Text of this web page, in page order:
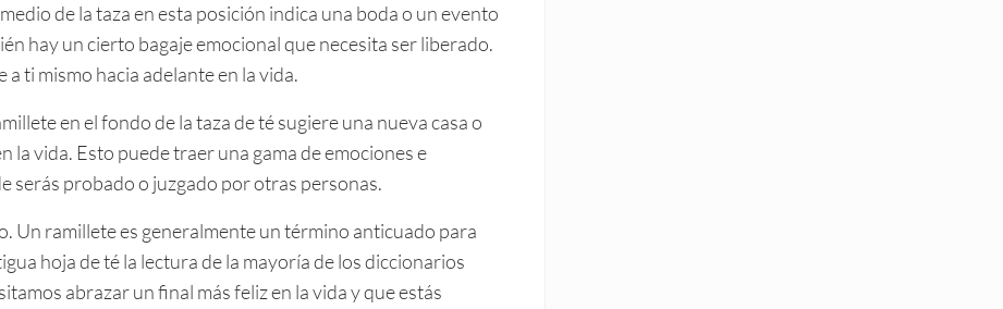
de la taza en esta posición indica una boda o un evento
hay un cierto bagaje emocional que necesita ser liberado.
ti mismo hacia adelante en la vida.
en el fondo de la taza de té sugiere una nueva casa o
la vida. Esto puede traer una gama de emociones e
serás probado o juzgado por otras personas.
Un ramillete es generalmente un término anticuado para
hoja de té la lectura de la mayoría de los diccionarios
abrazar un final más feliz en la vida y que estás